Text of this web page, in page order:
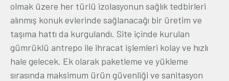
olmak üzere her türlü izolasyonun sağlık tedbirleri
alınmış konuk evlerinde sağlanacağı bir üretim ve
taşıma hattı da kurgulandı. Site içinde kurulan
gümrüklü antrepo ile ihracat işlemleri kolay ve hızlı
hale gelecek. Ek olarak paketleme ve yükleme
sırasında maksimum ürün güvenliği ve sanitasyon